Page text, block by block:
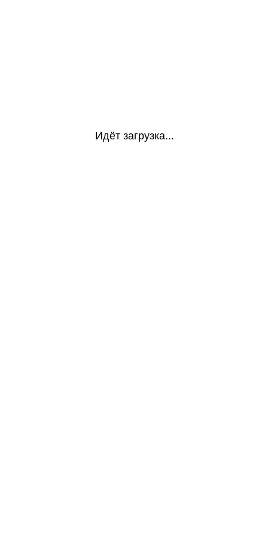
Идёт загрузка...